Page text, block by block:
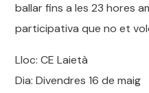
ballar fins a les 23 hores
participativa que no et
Lloc: CE Laietà
Dia: Divendres 16 de maig